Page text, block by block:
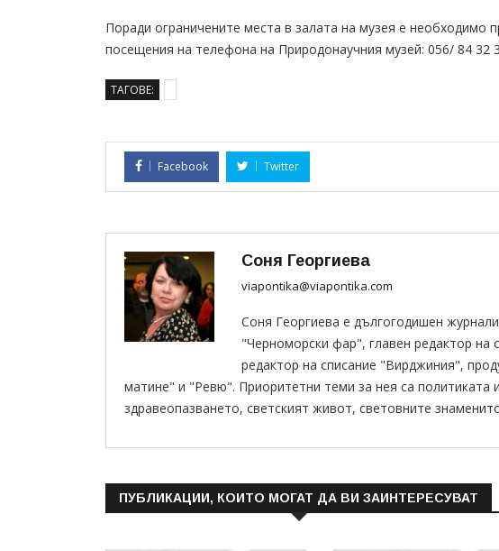
Поради ограничените места в залата на музея е необходимо
посещения на телефона на Природонаучния музей: 056/ 84 32
ТАГОВЕ:
Facebook Twitter
Соня Георгиева
viapontika@viapontika.com
Соня Георгиева е дългогодишен
"Черноморски фар", главен редактор на
редактор на списание "Вирджиния",
матине" и "Ревю". Приоритетни теми за нея са
здравеопазването, светският живот, световните
ПУБЛИКАЦИИ, КОИТО МОГАТ ДА ВИ ЗАИНТЕРЕСУВАТ